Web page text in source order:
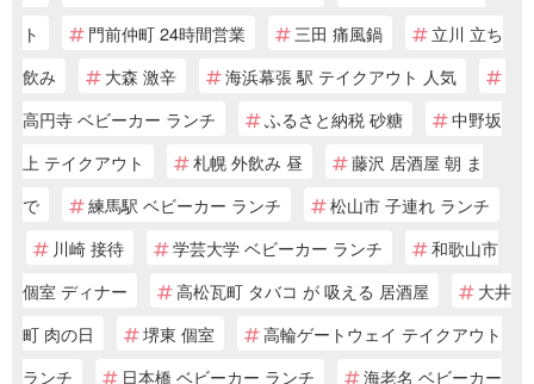
ト
門前仲町 24時間営業 三田 痛風鍋
立川 立ち
飲み
大森 激辛
海浜幕張 駅 テイクアウト 人気
高円寺 ベビーカー ランチ
ふるさと納税 砂糖
中野坂
上 テイクアウト
札幌 外飲み 昼
藤沢 居酒屋 朝 ま
で
練馬駅 ベビーカー ランチ
松山市 子連れ ランチ
川崎 接待
学芸大学 ベビーカー ランチ
和歌山市
個室 ディナー
高松瓦町 タバコ が 吸える 居酒屋
大井
町 肉の日
堺東 個室
高輪ゲートウェイ テイクアウト
ランチ
日本橋 ベビーカー ランチ 海老名 ベビーカー